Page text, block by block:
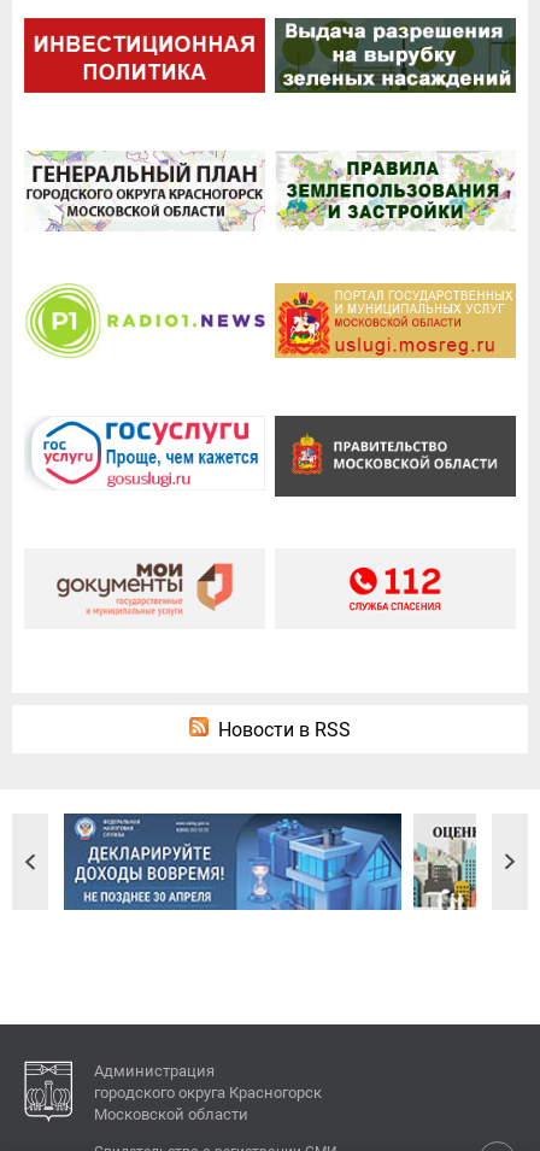
Новости в RSS
Администрация
городского округа Красногорск
Московской области